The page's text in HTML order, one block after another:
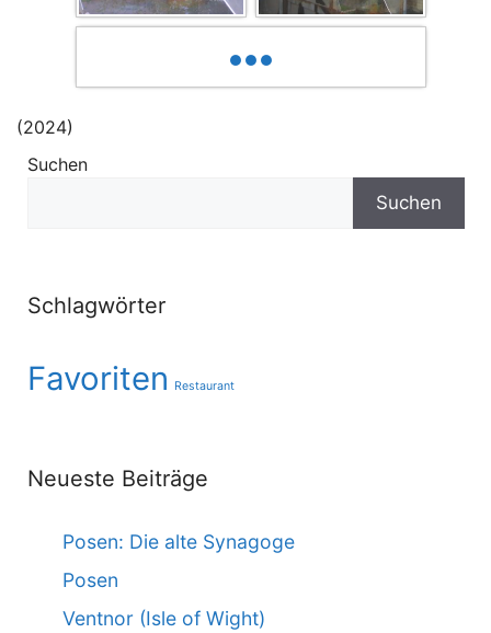
•••
(2024)
Suchen
Suchen
Schlagwörter
Favoriten Restaurant
Neueste Beiträge
Posen: Die alte Synagoge
Posen
Ventnor (Isle of Wight)